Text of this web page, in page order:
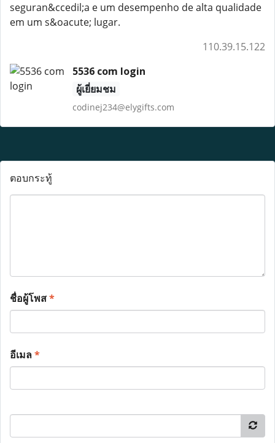
seguran&ccedil;a e um desempenho de alta qualidade
em um s&oacute; lugar.
110.39.15.122
5536 com login
ผู้เยี่ยมชม
codinej234@elygifts.com
ตอบกระทู้
ชื่อผู้โพส*
อีเมล*